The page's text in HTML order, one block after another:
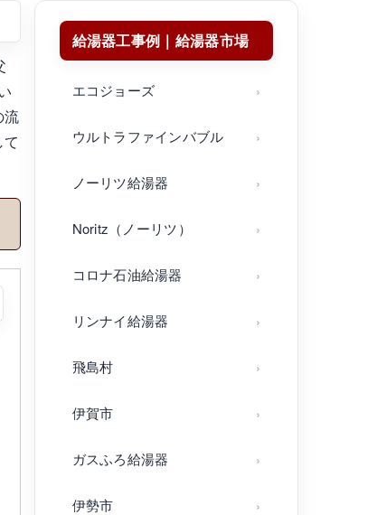
流
給湯器工事例｜給湯器市場
エコジョーズ
ウルトラファインバブル
ノーリツ給湯器
Noritz（ノーリツ）
コロナ石油給湯器
リンナイ給湯器
飛島村
伊賀市
ガスふろ給湯器
伊勢市